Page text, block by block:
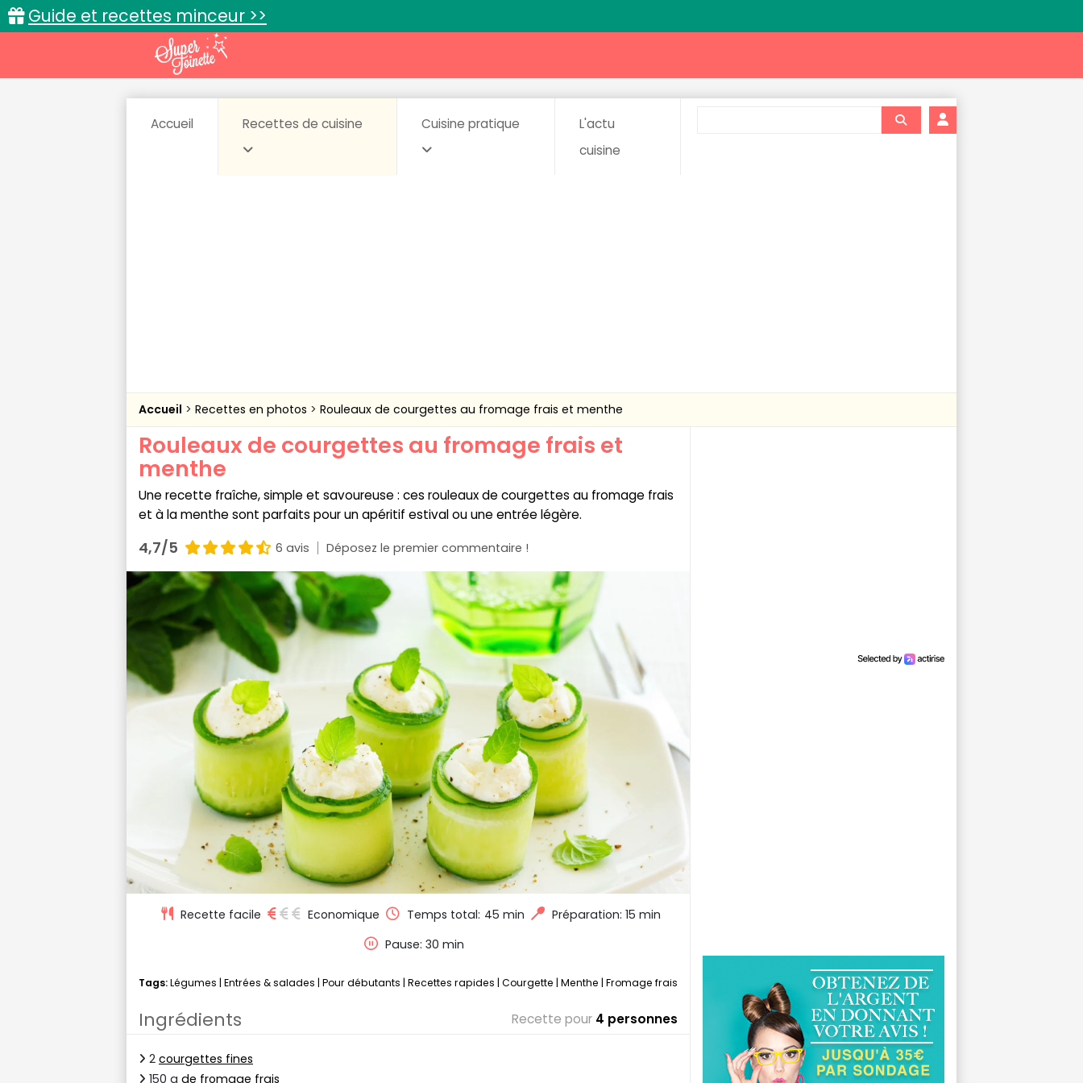
Guide et recettes minceur >>
Accueil Recettes de cuisine Cuisine pratique
L'actu
cuisine
Accueil Recettes en photos Rouleaux de courgettes au fromage frais et menthe
Rouleaux de courgettes au fromage frais et
menthe
Une recette fraîche, simple et savoureuse : ces rouleaux de courgettes au fromage frais
et à la menthe sont parfaits pour un apéritif estival ou une entrée légère.
4,7/5 6 avis Déposez le premier commentaire !
Recette facile Economique Temps total: 45 min
Préparation: 15 min
Pause: 30 min
Tags:Légumes | Entrées & salades | Pour débutants | Recettes rapides | Courgette | Menthe | Fromage frais
Ingrédients Recette pour 4 personnes
2 courgettes fines
150 g de fromage frais